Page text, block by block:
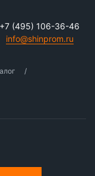
+7 (495) 106-36-46
info@shinprom.ru